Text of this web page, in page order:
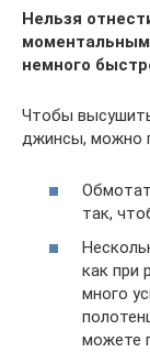
Нельзя
немного
Чтобы
джинсы, можно
так,
как при
много
можете